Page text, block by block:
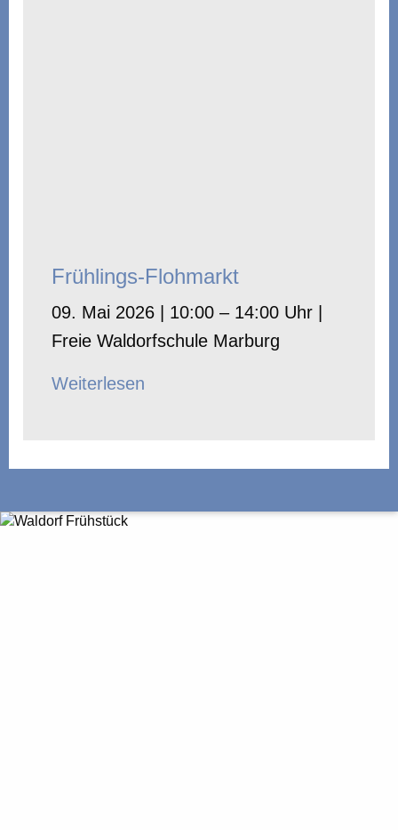
Frühlings-Flohmarkt
09. Mai 2026 | 10:00 – 14:00 Uhr |
Freie Waldorfschule Marburg
Weiterlesen